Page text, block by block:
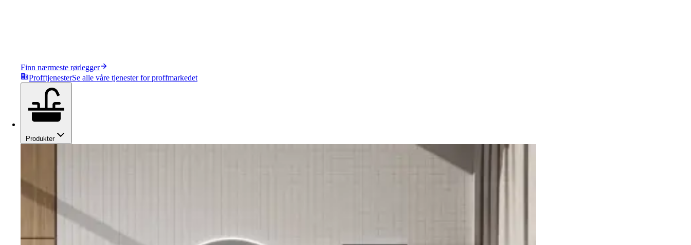
Finn nærmeste rørlegger
ProfftjenesterSe alle våre tjenester for proffmarkedet
Produkter